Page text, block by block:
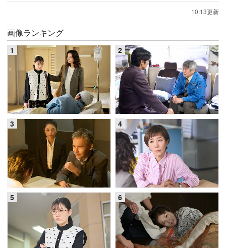
10:13更新
画像ランキング